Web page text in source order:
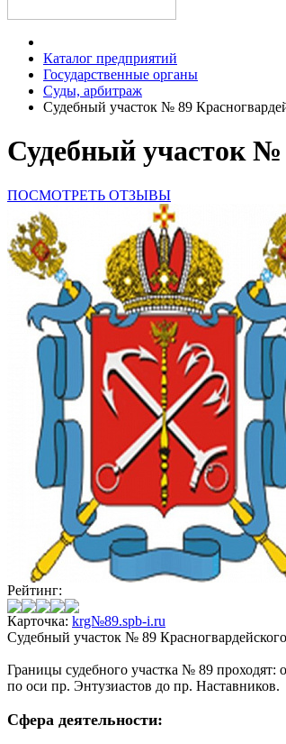
Каталог предприятий
Государственные органы
Суды, арбитраж
Судебный участок № 89
Судебный участок №
ПОСМОТРЕТЬ ОТЗЫВЫ
Рейтинг:
Карточка: krg№89.spb-i.ru
Судебный участок № 89
Границы судебного участка № 89 проходят:
по оси пр. Энтузиастов до пр.
Сфера деятельности: